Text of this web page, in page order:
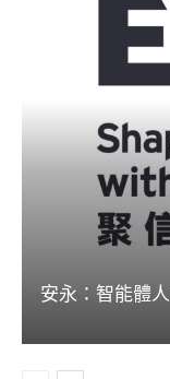
安永：智能體